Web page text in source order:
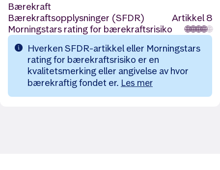
Bærekraft
Bærekraftsopplysninger (SFDR)
Artikkel 8
Morningstars rating for bærekraftsrisiko
🌐🌐🌐🌐🌐
Hverken SFDR-artikkel eller Morningstars
rating for bærekraftsrisiko er en
kvalitetsmerking eller angivelse av hvor
bærekraftig fondet er. Les mer